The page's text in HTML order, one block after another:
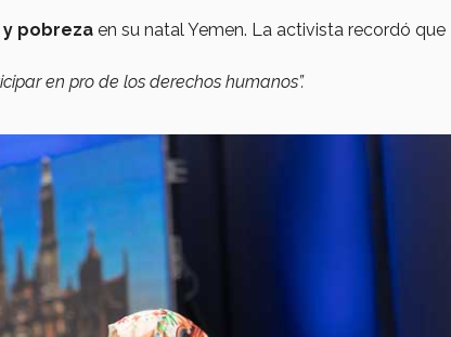
pobreza en su natal Yemen. La activista recordó que
en pro de los derechos humanos”.